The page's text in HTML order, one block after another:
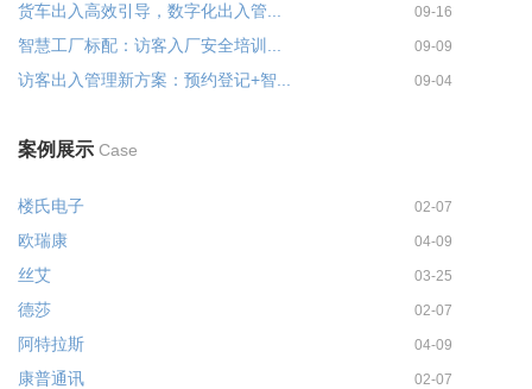
货车出入高效引导，数字化出入管... 09-16
智慧工厂标配：访客入厂安全培训... 09-09
访客出入管理新方案：预约登记+智... 09-04
案例展示 Case
楼氏电子 02-07
欧瑞康 04-09
丝艾 03-25
德莎 02-07
阿特拉斯 04-09
康普通讯 02-07